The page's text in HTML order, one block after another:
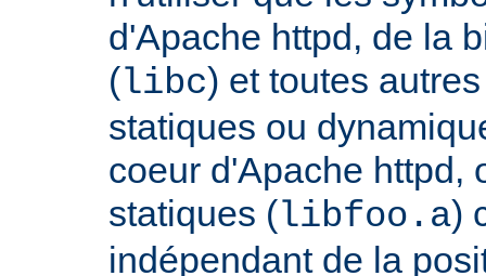
d'Apache httpd, de la
(libc) et toutes
statiques ou
coeur d'Apache httpd,
statiques (libfoo.a)
indépendant de la